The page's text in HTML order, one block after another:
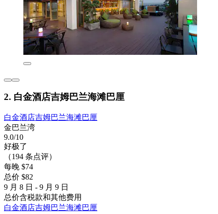
2. 白金酒店吉姆巴兰海滩巴厘
白金酒店吉姆巴兰海滩巴厘
金巴兰湾
9.0/10
好极了
（194 条点评）
每晚 $74
总价 $82
9 月 8 日 - 9 月 9 日
总价含税款和其他费用
白金酒店吉姆巴兰海滩巴厘